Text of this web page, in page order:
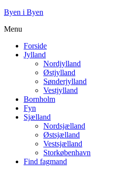
Byen i Byen
Menu
Forside
Jylland
Nordjylland
Østjylland
Sønderjylland
Vestjylland
Bornholm
Fyn
Sjælland
Nordsjælland
Østsjælland
Vestsjælland
Storkøbenhavn
Find fagmand